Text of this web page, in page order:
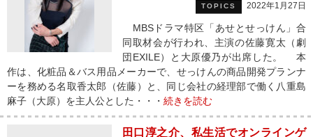
TOPICS 2022年1月27日
MBSドラマ特区「あせとせっけん」合
同取材会が行われ、主演の佐藤寛太（劇
団EXILE）と大原優乃が出席した。 本
作は、化粧品＆バス用品メーカーで、せっけんの商品開発プランナ
ーを務める名取香太郎（佐藤）と、同じ会社の経理部で働く八重島
麻子（大原）を主人公とした・・・ 続きを読む
田口淳之介、私生活でオンラインゲ